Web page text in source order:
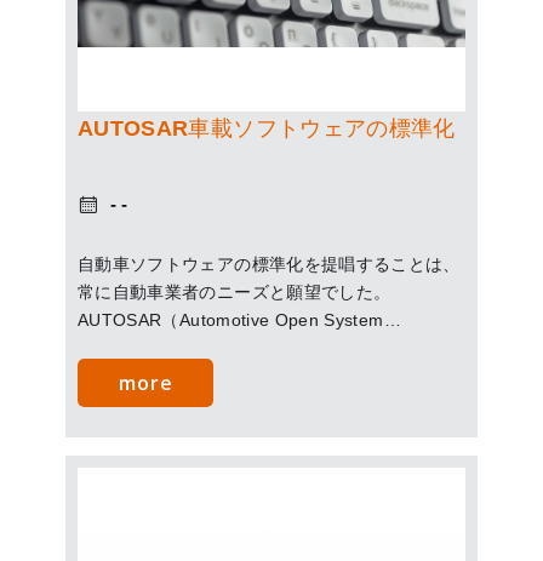
AUTOSAR車載ソフトウェアの標準化
自動車ソフトウェアの標準化を提唱することは、
常に自動車業者のニーズと願望でした。
AUTOSAR（Automotive Open System
を促進することを目的として、自動車メーカー、
部品サプライヤー及び開発ツールメーカーで構成
more